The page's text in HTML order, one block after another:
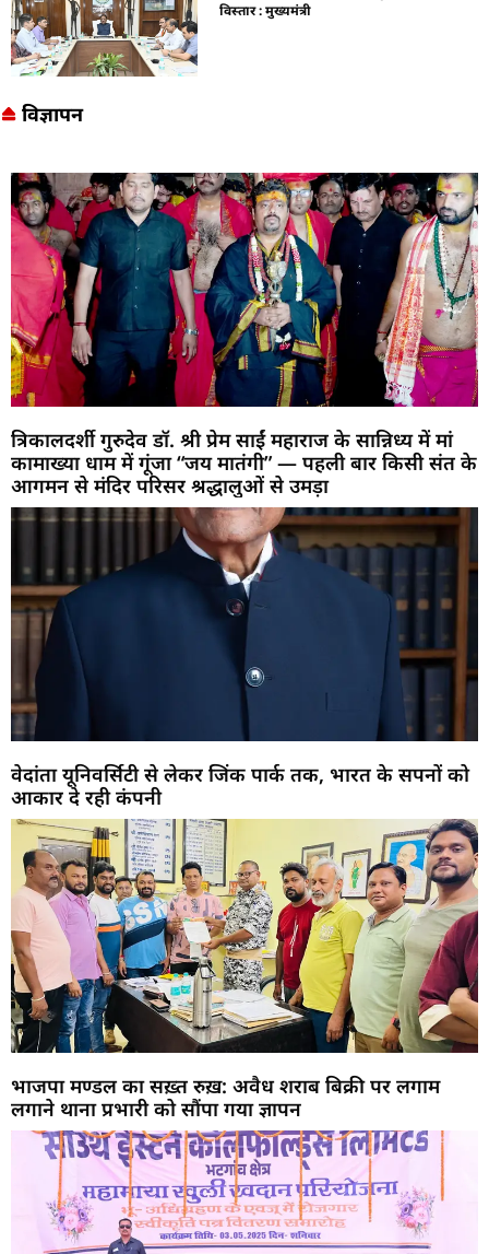
विस्तार : मुख्यमंत्री
विज्ञापन
त्रिकालदर्शी गुरुदेव डॉ. श्री प्रेम साईं महाराज के सान्निध्य में मां
कामाख्या धाम में गूंजा “जय मातंगी” — पहली बार किसी संत के
आगमन से मंदिर परिसर श्रद्धालुओं से उमड़ा
वेदांता यूनिवर्सिटी से लेकर जिंक पार्क तक, भारत के सपनों को
आकार दे रही कंपनी
भाजपा मण्डल का सख़्त रुख़: अवैध शराब बिक्री पर लगाम
लगाने थाना प्रभारी को सौंपा गया ज्ञापन